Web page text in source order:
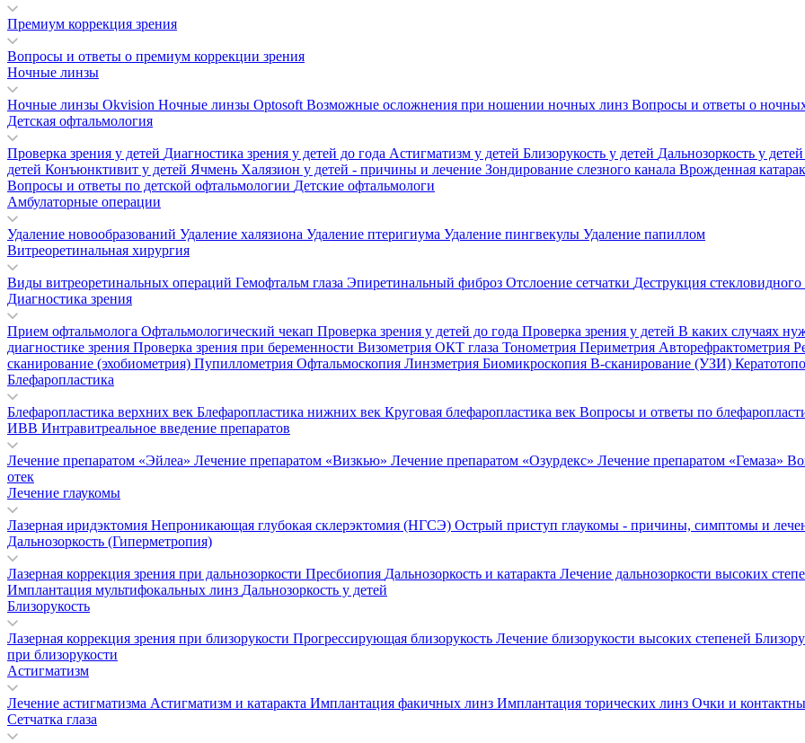
Премиум коррекция зрения
Вопросы и ответы о премиум коррекции зрения
Ночные линзы
Ночные линзы Okvision Ночные линзы Optosoft Возможные осложнения при ношении ночных линз Вопросы и ответы о
Детская офтальмология
Проверка зрения у детей Диагностика зрения у детей до года Астигматизм у детей Близорукость у детей Дальнозоркость у детей
детей Конъюнктивит у детей Ячмень Халязион у детей - причины и лечение Зондирование слезного канала Врожденная
Вопросы и ответы по детской офтальмологии Детские офтальмологи
Амбулаторные операции
Удаление новообразований Удаление халязиона Удаление птеригиума Удаление пингвекулы Удаление папиллом
Витреоретинальная хирургия
Виды витреоретинальных операций Гемофтальм глаза Эпиретинальный фиброз Отслоение сетчатки Деструкция стекловидного
Диагностика зрения
Прием офтальмолога Офтальмологический чекап Проверка зрения у детей до года Проверка зрения у детей В каких случаях
диагностике зрения Проверка зрения при беременности Визометрия ОКТ глаза Тонометрия Периметрия Авторефрактометрия
сканирование (эхобиометрия) Пупиллометрия Офтальмоскопия Линзметрия Биомикроскопия В-сканирование (УЗИ)
Блефаропластика
Блефаропластика верхних век Блефаропластика нижних век Круговая блефаропластика век Вопросы и ответы по
ИВВ Интравитреальное введение препаратов
Лечение препаратом «Эйлеа» Лечение препаратом «Визкью» Лечение препаратом «Озурдекс» Лечение препаратом «Гемаза»
отек
Лечение глаукомы
Лазерная иридэктомия Непроникающая глубокая склерэктомия (НГСЭ) Острый приступ глаукомы - причины, симптомы и
Дальнозоркость (Гиперметропия)
Лазерная коррекция зрения при дальнозоркости Пресбиопия Дальнозоркость и катаракта Лечение дальнозоркости высоких
Имплантация мультифокальных линз Дальнозоркость у детей
Близорукость
Лазерная коррекция зрения при близорукости Прогрессирующая близорукость Лечение близорукости высоких степеней
при близорукости
Астигматизм
Лечение астигматизма Астигматизм и катаракта Имплантация факичных линз Имплантация торических линз Очки и
Сетчатка глаза